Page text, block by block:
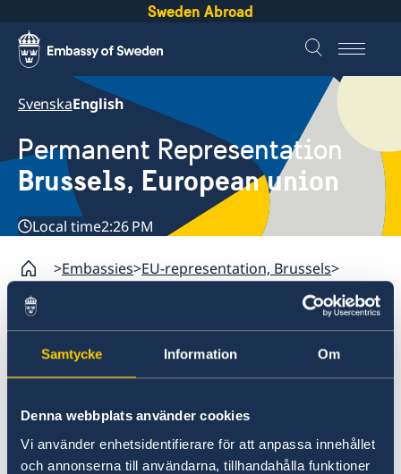
Samtycke Information Om
Denna webbplats använder cookies
Vi använder enhetsidentifierare för att anpassa innehållet
och annonserna till användarna, tillhandahålla funktioner
Sweden Abroad
SvenskaEnglish
Permanent Representation
Brussels, European union
Local time2:26 PM
Embassies EU-representation, Brussels
Protection and asylum in Sweden
EU-representation, Brussels
Contact
About us
Protection and asylum in
Sweden?